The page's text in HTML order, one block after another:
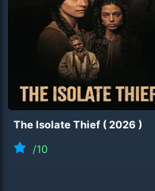
The Isolate Thief (2026 )
/10